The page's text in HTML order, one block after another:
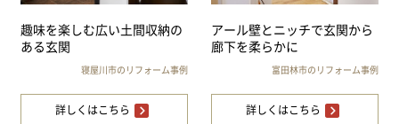
趣味を楽しむ広い土間収納の
ある玄関
寝屋川市のリフォーム事例
詳しくはこちら
アール壁とニッチで玄関から
廊下を柔らかに
富田林市のリフォーム事例
詳しくはこちら